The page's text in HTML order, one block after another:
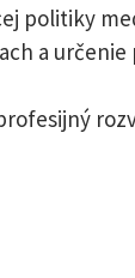
politiky
a určenie